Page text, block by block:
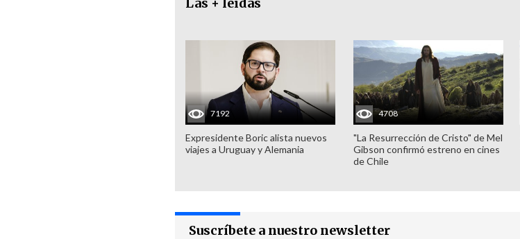
7192
Expresidente Boric alista nuevos
viajes a Uruguay y Alemania
4708
"La Resurrección de Cristo" de Mel
Gibson confirmó estreno en cines
de Chile
Suscríbete a nuestro newsletter